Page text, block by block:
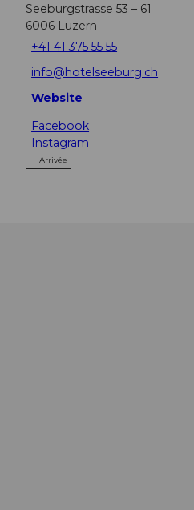
Seeburgstrasse 53 – 61
6006 Luzern
+41 41 375 55 55
info@hotelseeburg.ch
Website
Facebook
Instagram
Arrivée